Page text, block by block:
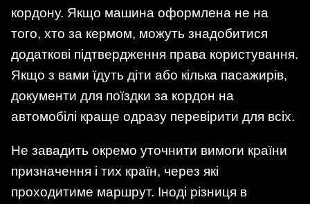
кордону. Якщо машина оформлена не на
того, хто за кермом, можуть знадобитися
додаткові підтвердження права користування.
Якщо з вами їдуть діти або кілька пасажирів,
документи для поїздки за кордон на
автомобілі краще одразу перевірити для всіх.
Не завадить окремо уточнити вимоги країни
призначення і тих країн, через які
проходитиме маршрут. Іноді різниця в